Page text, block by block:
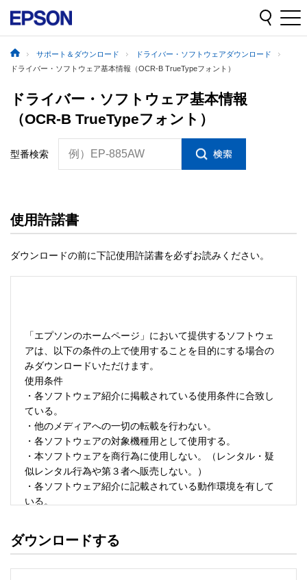
サポート＆ダウンロード
ドライバー・ソフトウェアダウンロード
ドライバー・ソフトウェア基本情報（OCR-B TrueTypeフォント）
ドライバー・ソフトウェア基本情報
（OCR-B TrueTypeフォント）
型番検索 例）EP-885AW
使用許諾書
ダウンロードの前に下記使用許諾書を必ずお読みください。
「エプソンのホームページ」において提供するソフトウェ
アは、以下の条件の上で使用することを目的にする場合の
みダウンロードいただけます。
使用条件
・各ソフトウェア紹介に掲載されている使用条件に合致し
ている。
・他のメディアへの一切の転載を行わない。
・各ソフトウェアの対象機種用として使用する。
・本ソフトウェアを商行為に使用しない。（レンタル・疑
似レンタル行為や第３者へ販売しない。）
・各ソフトウェア紹介に記載されている動作環境を有して
いる。
・ソフトウェアを改変、またはリバースエンジニアリング
ダウンロードする